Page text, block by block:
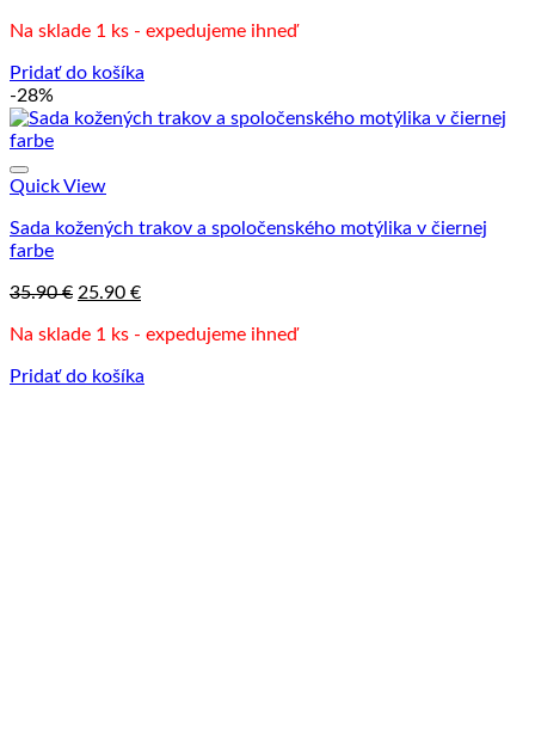
bola:
je:
Na sklade 1 ks - expedujeme ihneď
Pridať do košíka
-28%
Quick View
Sada kožených trakov a spoločenského motýlika v čiernej
farbe
35.90€ Pôvodná
bola:
25.90 €Aktuálna
je:
Na sklade 1 ks - expedujeme ihneď
Pridať do košíka